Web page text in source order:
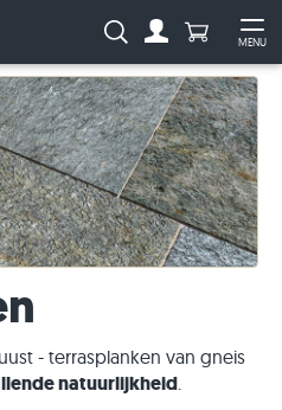
MENU
Zoeken: Aantal
- terrasplanken van gneis
natuurlijkheid.